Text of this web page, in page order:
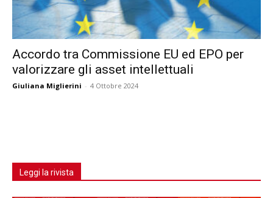
Accordo tra Commissione EU ed EPO per
valorizzare gli asset intellettuali
Giuliana Miglierini - 4 Ottobre 2024
Leggi la rivista